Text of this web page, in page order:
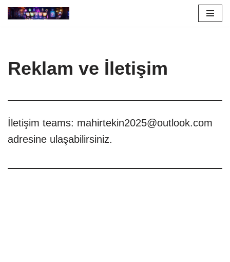
Reklam ve İletişim
İletişim teams: mahirtekin2025@outlook.com
adresine ulaşabilirsiniz.